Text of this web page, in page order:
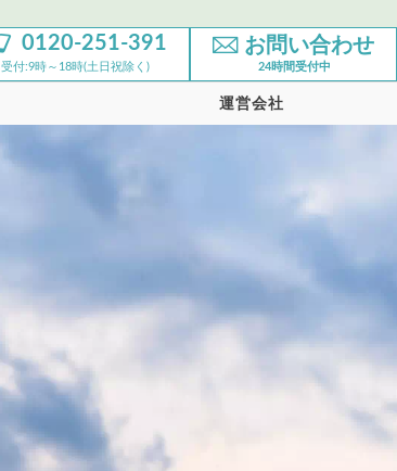
0120-251-391
受付:9時～18時(土日祝除く)
お問い合わせ
24時間受付中
運営会社